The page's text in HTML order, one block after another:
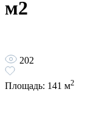
м2
202
Площадь: 141 м2